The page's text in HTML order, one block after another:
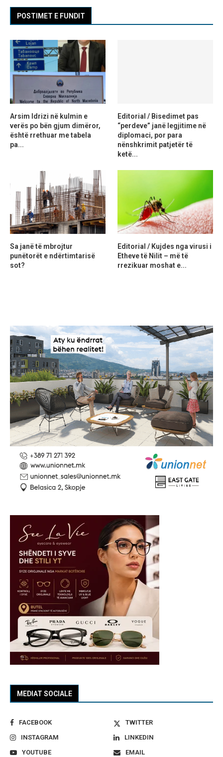
MEDIAT SOCIALE
FACEBOOK
TWITTER
INSTAGRAM
LINKEDIN
YOUTUBE
EMAIL
POSTIMET E FUNDIT
Arsim Idrizi në kulmin e
verës po bën gjum dimëror,
është rrethuar me tabela
pa...
Editorial / Bisedimet pas
“perdeve” janë legjitime në
diplomaci, por para
nënshkrimit patjetër të
ketë...
Sa janë të mbrojtur
punëtorët e ndërtimtarisë
sot?
Editorial / Kujdes nga virusi i
Etheve të Nilit – më të
rrezikuar moshat e...